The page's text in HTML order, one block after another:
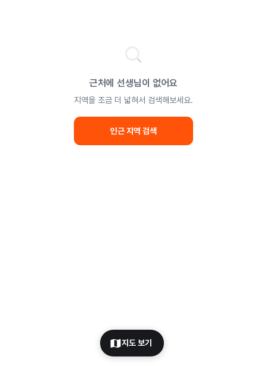
지도 보기
근처에 선생님이 없어요
지역을 조금 더 넓혀서 검색해보세요.
인근 지역 검색